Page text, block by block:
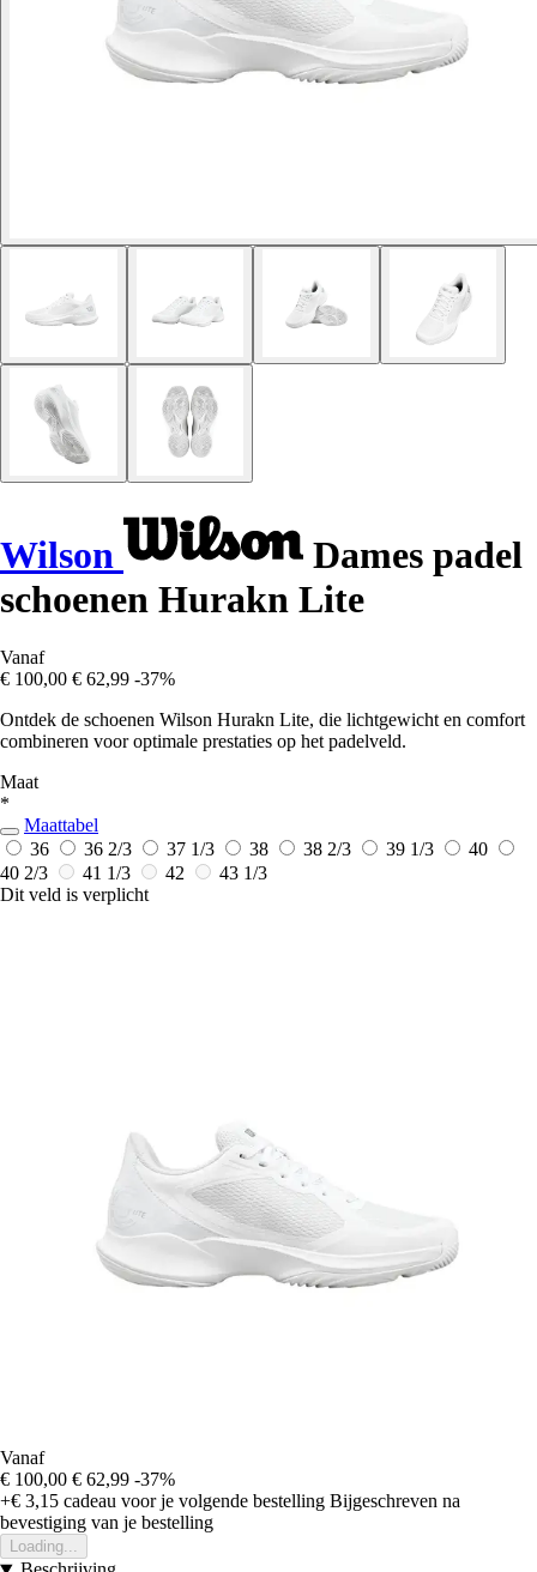
Wilson
Dames padel
schoenen Hurakn Lite
Vanaf
€ 100,00 € 62,99 -37%
Ontdek de schoenen Wilson Hurakn Lite, die lichtgewicht en comfort
combineren voor optimale prestaties op het padelveld.
Maat
*
Maattabel
36
36 2/3 37 1/3 38 38 2/3 39 1/3
40
40 2/3
41 1/3 42
43 1/3
Dit veld is verplicht
Vanaf
€ 100,00 € 62,99 -37%
+€ 3,15 cadeau voor je volgende bestelling Bijgeschreven na
bevestiging van je bestelling
Loading...